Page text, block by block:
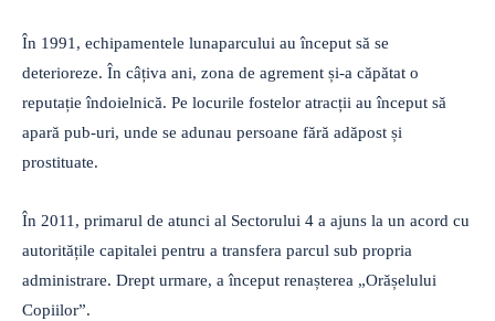
În 1991, echipamentele lunaparcului au început să se
deterioreze. În câțiva ani, zona de agrement și-a căpătat o
reputație îndoielnică. Pe locurile fostelor atracții au început să
apară pub-uri, unde se adunau persoane fără adăpost și
prostituate.
În 2011, primarul de atunci al Sectorului 4 a ajuns la un acord cu
autoritățile capitalei pentru a transfera parcul sub propria
administrare. Drept urmare, a început renașterea „Orășelului
Copiilor”.